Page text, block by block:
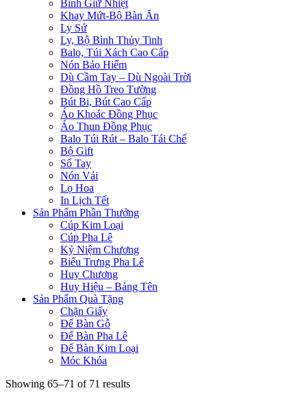
Bình Giữ Nhiệt
Khay Mứt-Bộ Bàn Ăn
Ly Sứ
Ly, Bộ Bình Thủy Tinh
Balo, Túi Xách Cao Cấp
Nón Bảo Hiểm
Dù Cầm Tay – Dù Ngoài Trời
Đồng Hồ Treo Tường
Bút Bi, Bút Cao Cấp
Áo Khoác Đồng Phục
Áo Thun Đồng Phục
Balo Túi Rút – Balo Tái Chế
Bộ Gift
Sổ Tay
Nón Vải
Lọ Hoa
In Lịch Tết
Sản Phẩm Phần Thưởng
Cúp Kim Loại
Cúp Pha Lê
Kỷ Niệm Chương
Biểu Trưng Pha Lê
Huy Chương
Huy Hiệu – Bảng Tên
Sản Phẩm Quà Tặng
Chặn Giấy
Để Bàn Gỗ
Để Bàn Pha Lê
Để Bàn Kim Loại
Móc Khóa
Showing 65–71 of 71 results